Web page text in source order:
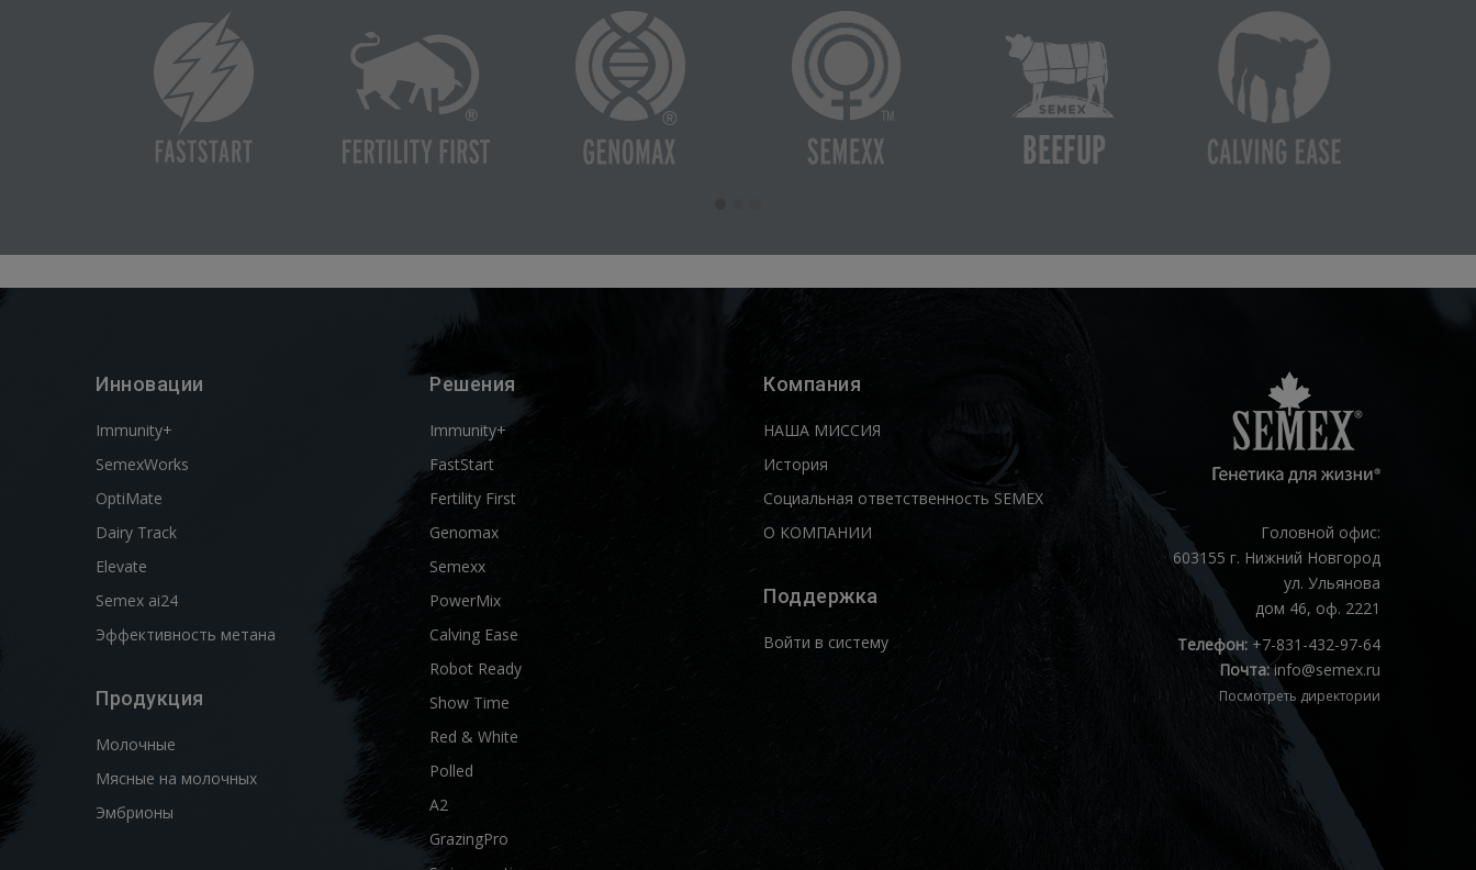
Инновации
Immunity+
SemexWorks
OptiMate
Dairy Track
Elevate
Semex ai24
Эффективность метана
Продукция
Молочные
Мясные на молочных
Эмбрионы
Решения
Immunity+
FastStart
Fertility First
Genomax
Semexx
PowerMix
Calving Ease
Robot Ready
Show Time
Red & White
Polled
A2
GrazingPro
Компания
НАША МИССИЯ
История
Социальная ответственность SEMEX
О КОМПАНИИ
Поддержка
Войти в систему
Головной офис:
603155 г. Нижний Новгород
ул. Ульянова
дом 46, оф. 2221
Телефон:+7-831-432-97-64
Почта: info@semex.ru
Посмотреть директории